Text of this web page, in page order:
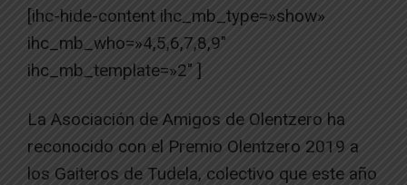
[ihc-hide-content ihc_mb_type=»show»
ihc_mb_who=»4,5,6,7,8,9″
ihc_mb_template=»2″ ]
La Asociación de Amigos de Olentzero ha
reconocido con el Premio Olentzero 2019 a
los Gaiteros de Tudela, colectivo que este año